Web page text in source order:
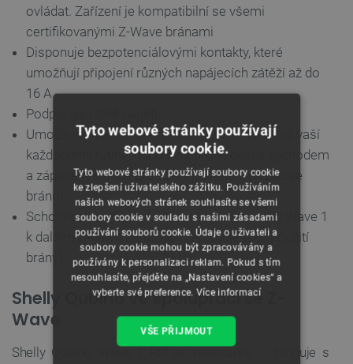
ovládat. Zařízení je kompatibilní se všemi
certifikovanými Z-Wave bránami
Disponuje bezpotenciálovými kontakty, které
umožňují připojení různých napájecích zátěží až do
16 A
Podporuje nízké napětí
Umožňuje vytvářet vlastní plány, které vyhovují vaší
každodenní rutině, nebo synchronizovat s východem
a západem slunce pro řízení osvětlení (vyžaduje
bránu)
Schopnost nastavit vlastní scény připojením Wave 1
k dalším Z-Wave zařízením (vyžaduje také použití
brány)
Shelly Qubino ve spolupráci se Z-
Wave
Shelly Qubino Wave 1 PM je všestranný – funguje s
Tyto webové stránky používají
soubory cookie.
Tyto webové stránky používají soubory cookie
ke zlepšení uživatelského zážitku. Používáním
našich webových stránek souhlasíte se všemi
soubory cookie v souladu s našimi zásadami
používání souborů cookie. Údaje o uživateli a
soubory cookie mohou být zpracovávány a
používány k personalizaci reklam. Pokud s tím
nesouhlasíte, přejděte na „Nastavení cookies“ a
vyberte své preference. Více informací
VŠE PŘIJMOUT